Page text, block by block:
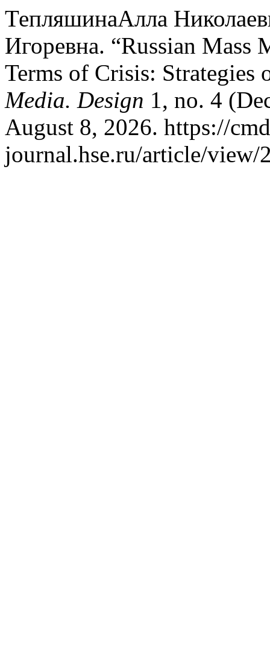
ТепляшинаАлла
Игоревна. “Russian
Terms of Crisis:
Media. Design 1, no. 4
August 8, 2026. https://
journal.hse.ru/article/view/